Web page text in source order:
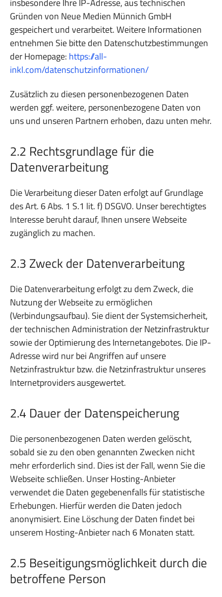
insbesondere Ihre IP-Adresse, aus technischen
Gründen von Neue Medien Münnich GmbH
gespeichert und verarbeitet. Weitere Informationen
entnehmen Sie bitte den Datenschutzbestimmungen
der Homepage: https://all-
inkl.com/datenschutzinformationen/
Zusätzlich zu diesen personenbezogenen Daten
werden ggf. weitere, personenbezogene Daten von
uns und unseren Partnern erhoben, dazu unten mehr.
2.2 Rechtsgrundlage für die
Datenverarbeitung
Die Verarbeitung dieser Daten erfolgt auf Grundlage
des Art. 6 Abs. 1 S.1 lit. f) DSGVO. Unser berechtigtes
Interesse beruht darauf, Ihnen unsere Webseite
zugänglich zu machen.
2.3 Zweck der Datenverarbeitung
Die Datenverarbeitung erfolgt zu dem Zweck, die
Nutzung der Webseite zu ermöglichen
(Verbindungsaufbau). Sie dient der Systemsicherheit,
der technischen Administration der Netzinfrastruktur
sowie der Optimierung des Internetangebotes. Die IP-
Adresse wird nur bei Angriffen auf unsere
Netzinfrastruktur bzw. die Netzinfrastruktur unseres
Internetproviders ausgewertet.
2.4 Dauer der Datenspeicherung
Die personenbezogenen Daten werden gelöscht,
sobald sie zu den oben genannten Zwecken nicht
mehr erforderlich sind. Dies ist der Fall, wenn Sie die
Webseite schließen. Unser Hosting-Anbieter
verwendet die Daten gegebenenfalls für statistische
Erhebungen. Hierfür werden die Daten jedoch
anonymisiert. Eine Löschung der Daten findet bei
unserem Hosting-Anbieter nach 6 Monaten statt.
2.5 Beseitigungsmöglichkeit durch die
betroffene Person